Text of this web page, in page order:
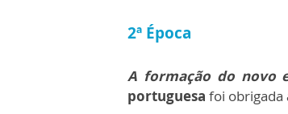
2ª Época
A formação do novo
portuguesa foi obrigada